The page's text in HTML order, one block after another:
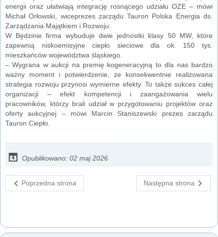
energii oraz ułatwiają integrację rosnącego udziału OZE – mówi
Michał Orłowski, wiceprezes zarządu Tauron Polska Energia ds.
Zarządzania Majątkiem i Rozwoju.
W Będzinie firma wybuduje dwie jednostki klasy 50 MW, które
zapewnią niskoemisyjne ciepło sieciowe dla ok. 150 tys.
mieszkańców województwa śląskiego.
– Wygrana w aukcji na premię kogeneracyjną to dla nas bardzo
ważny moment i potwierdzenie, że konsekwentnie realizowana
strategia rozwoju przynosi wymierne efekty. To także sukces całej
organizacji – efekt kompetencji i zaangażowania wielu
pracowników, którzy brali udział w przygotowaniu projektów oraz
oferty aukcyjnej – mówi Marcin Staniszewski prezes zarządu
Tauron Ciepło.
Opublikowano: 02 maj 2026
Poprzedna strona Następna strona